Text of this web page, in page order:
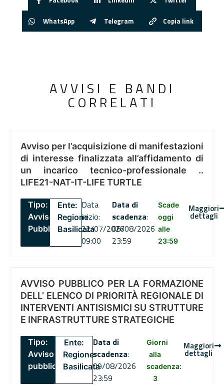
WhatsApp Telegram Copia link
AVVISI E BANDI
CORRELATI
Avviso per l’acquisizione di manifestazioni
di interesse finalizzata all’affidamento di
un incarico tecnico-professionale ..
LIFE21-NAT-IT-LIFE TURTLE
Tipo:
Avviso
Pubblico
Ente:
Regione
Basilicata
Data
inizio:
22/07/2026
09:00
Data di
scadenza:
06/08/2026
23:59
Scade
oggi
alle
23:59
Maggiori
dettagli
AVVISO PUBBLICO PER LA FORMAZIONE
DELL’ ELENCO DI PRIORITÀ REGIONALE DI
INTERVENTI ANTISISMICI SU STRUTTURE
E INFRASTRUTTURE STRATEGICHE
Tipo:
Avviso
pubblico
Ente:
Regione
Basilicata
Data di
scadenza:
09/08/2026
23:59
Giorni
alla
scadenza:
3
Maggiori
dettagli